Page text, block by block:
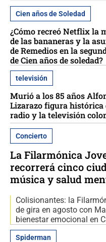
Cien años de Soledad
¿Cómo recreó Netflix la
de las bananeras y la
de Remedios en la
de Cien años de soledad?
televisión
Murió a los 85 años
Lizarazo figura histórica
radio y la televisión
Concierto
La Filarmónica
recorrerá cinco
música y salud
Colisionantes: la
de gira en agosto con
bienestar emocional en
Spiderman